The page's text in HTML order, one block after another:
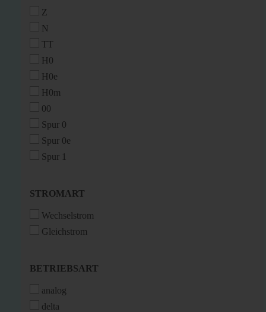
Z
N
TT
H0
H0e
H0m
00
Spur 0
Spur 0e
Spur 1
STROMART
STROMART
Wechselstrom
Gleichstrom
BETRIEBSART
BETRIEBSART
analog
delta